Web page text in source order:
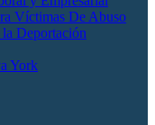
Víctimas De Abuso
Deportación
York